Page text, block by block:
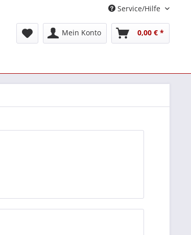
Service/Hilfe
Mein Konto 0,00 € *